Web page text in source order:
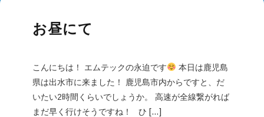
お昼にて
こんにちは！ エムテックの永迫です
本日は鹿児島
県は出水市に来ました！ 鹿児島市内からですと、だ
いたい2時間くらいでしょうか。 高速が全線繋がれば
まだ早く行けそうですね！ ひ […]